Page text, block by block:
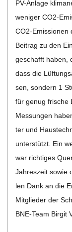
PV-Anlage
weni­ger CO2-
CO2-Emis­­sio­­nen
Bei­trag zu den
geschafft haben,
dass die
sen, son­dern 1
für genug fri­sche
Mes­sun­gen
ter und
unter­stützt. Ein
war rich­ti­ges
Jah­res­zeit sowie
len Dank an die
Mit­glie­der der
BNE-Team Bir­git